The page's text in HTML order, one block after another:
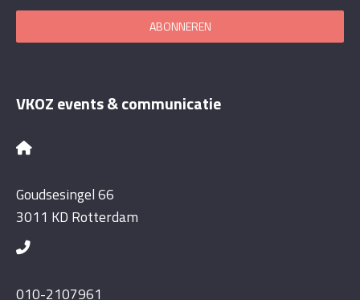
ABONNEREN
VKOZ events & communicatie
Goudsesingel 66
3011 KD Rotterdam
010-2107961